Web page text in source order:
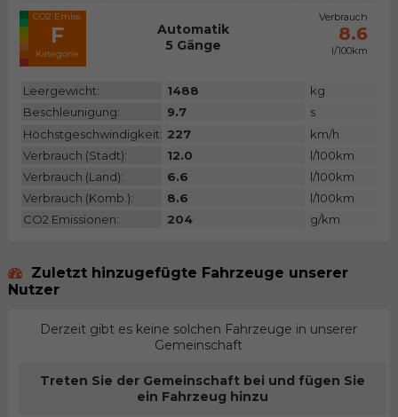
CO2 Emiss.
F
Kategorie
Automatik
5 Gänge
Verbrauch
8.6
l/100km
Leergewicht: 1488
kg
Beschleunigung:
9.7
s
Höchstgeschwindigkeit: 227
km/h
Verbrauch (Stadt):
12.0
l/100km
Verbrauch (Land):
6.6
l/100km
Verbrauch (Komb.):
8.6
l/100km
CO2 Emissionen:
204 g/km
Zuletzt hinzugefügte Fahrzeuge unserer
Nutzer
Derzeit gibt es keine solchen Fahrzeuge in unserer
Gemeinschaft
Treten Sie der Gemeinschaft bei und fügen Sie
ein Fahrzeug hinzu